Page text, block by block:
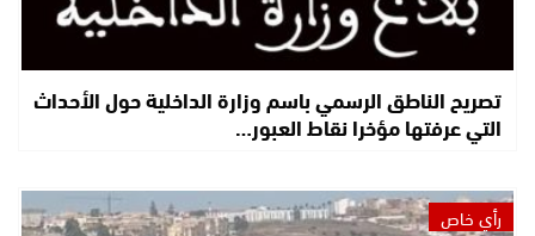
تصريح الناطق الرسمي باسم وزارة الداخلية حول الأحداث
التي عرفتها مؤخرا نقاط العبور…
رأي خاص